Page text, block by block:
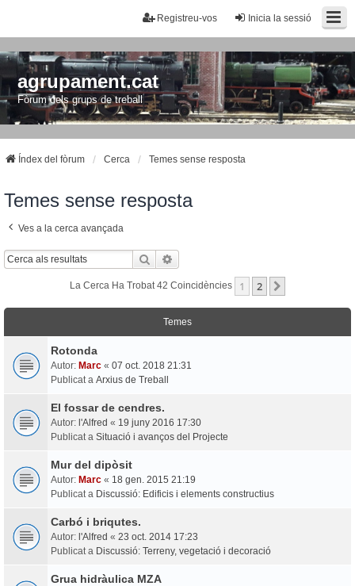
Inicia la sessió
Registreu-vos
agrupament.cat
Fòrum dels grups de treball
Índex del fòrum Cerca Temes sense resposta
Temes sense resposta
Ves a la cerca avançada
Cerca
La Cerca Ha Trobat 42 Coincidències 1 2
Temes
Rotonda
Autor: Marc « 07 oct. 2018 21:31
Publicat a Arxius de Treball
El fossar de cendres.
Autor: l'Alfred « 19 juny 2016 17:30
Publicat a Situació i avanços del Projecte
Mur del dipòsit
Autor: Marc « 18 gen. 2015 21:19
Publicat a Discussió: Edificis i elements constructius
Carbó i briqutes.
Autor: l'Alfred « 23 oct. 2014 17:23
Publicat a Discussió: Terreny, vegetació i decoració
Grua hidràulica MZA